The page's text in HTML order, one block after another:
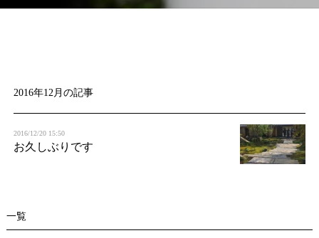
2016年12月の記事
2016/12/20 15:50
お久しぶりです
一覧
i
o
n